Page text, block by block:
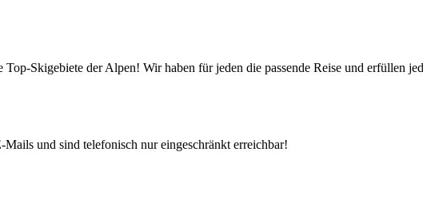
Skigebiete der Alpen! Wir haben für jeden die passende Reise und erfüllen
und sind telefonisch nur eingeschränkt erreichbar!